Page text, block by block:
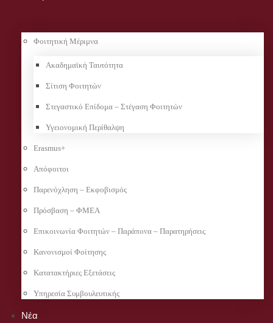
Φοιτητική Μέριμνα
Ακαδημαϊκή Ταυτότητα
Σίτιση Φοιτητών
Στεγαστικό Επίδομα – Στέγαση Φοιτητών
Υγειονομική Περίθαλψη
Erasmus+
Απόφοιτοι
Παρενόχληση – Εκφοβισμός
Πρόσβαση – ΦΜΕΑ
Επικοινωνία Φοιτητών – Παράπονα – Παρατηρήσεις
Κανονισμοί Φοίτησης
Κατατακτήριες Εξετάσεις
Υπηρεσία Συμβουλευτικής
Νέα